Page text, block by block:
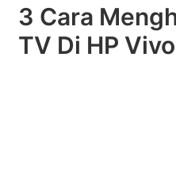
3 Cara
TV Di HP Vivo